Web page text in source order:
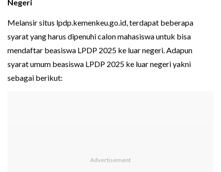
Negeri
Melansir situs lpdp.kemenkeu.go.id, terdapat beberapa
syarat yang harus dipenuhi calon mahasiswa untuk bisa
mendaftar beasiswa LPDP 2025 ke luar negeri. Adapun
syarat umum beasiswa LPDP 2025 ke luar negeri yakni
sebagai berikut: